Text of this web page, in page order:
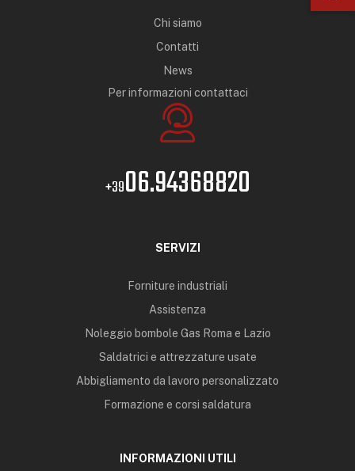
Chi siamo
Contatti
News
Per informazioni contattaci
+3906.94368820
SERVIZI
Forniture industriali
Assistenza
Noleggio bombole Gas Roma e Lazio
Saldatrici e attrezzature usate
Abbigliamento da lavoro personalizzato
Formazione e corsi saldatura
INFORMAZIONI UTILI